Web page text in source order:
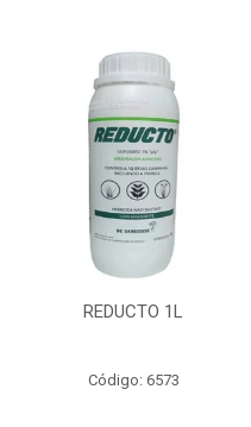
REDUCTO 1L
Código: 6573